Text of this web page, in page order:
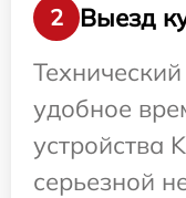
2
Выезд
удобное
устройства
серьезной